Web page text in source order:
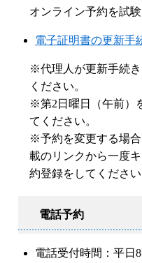
オンライン予約を試
電子証明書の更新手
※代理人が更新手続
ください。
※第2日曜日（午前）
てください。
​※予約を変更する場
載のリンクから一度
約登録をしてください
電話予約
電話受付時間：平日